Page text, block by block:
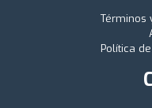
Términos
Política